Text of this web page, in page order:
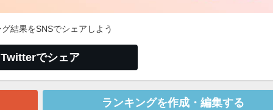
結果をSNSでシェアしよう
Twitterでシェア
ランキングを作成・編集する